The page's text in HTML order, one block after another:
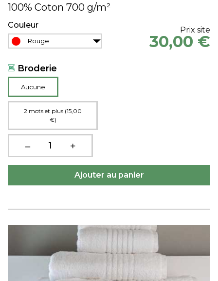
100% Coton 700 g/m²
Couleur
Rouge
Broderie
Aucune
2 mots et plus (15,00
€)
Prix site
30,00 €